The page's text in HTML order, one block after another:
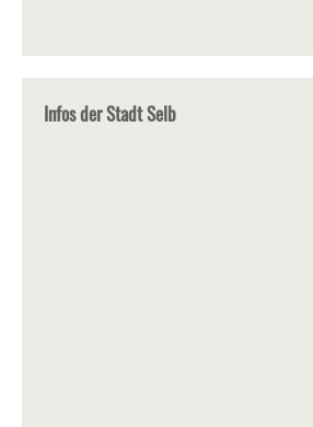
Infos der Stadt Selb